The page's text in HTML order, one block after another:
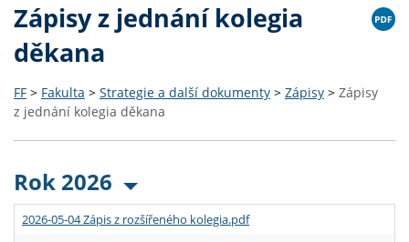
Zápisy z jednání kolegia
děkana
FF > Fakulta > Strategie a další dokumenty > Zápisy > Zápisy
z jednání kolegia děkana
Rok 2026
2026-05-04 Zápis z rozšířeného kolegia.pdf